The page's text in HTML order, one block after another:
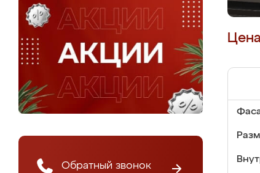
Обратный звонок